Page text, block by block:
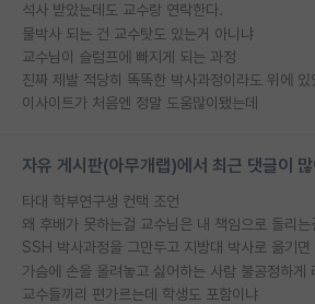
석사 받았는데도 교수랑 연락한다.
물박사 되는 건 교수탓도 있는거 아니냐
교수님이 슬럼프에 빠지게 되는 과정
이사이트가 처음엔 정말 도움많이됐는데
자유 게시판(아무개랩)에서 최근 댓글이
타대 학부연구생 컨택 조언
가슴에 손을 올려놓고 싫어하는 사람 불공정하게
교수들끼리 편가르는데 학생도 포함이냐